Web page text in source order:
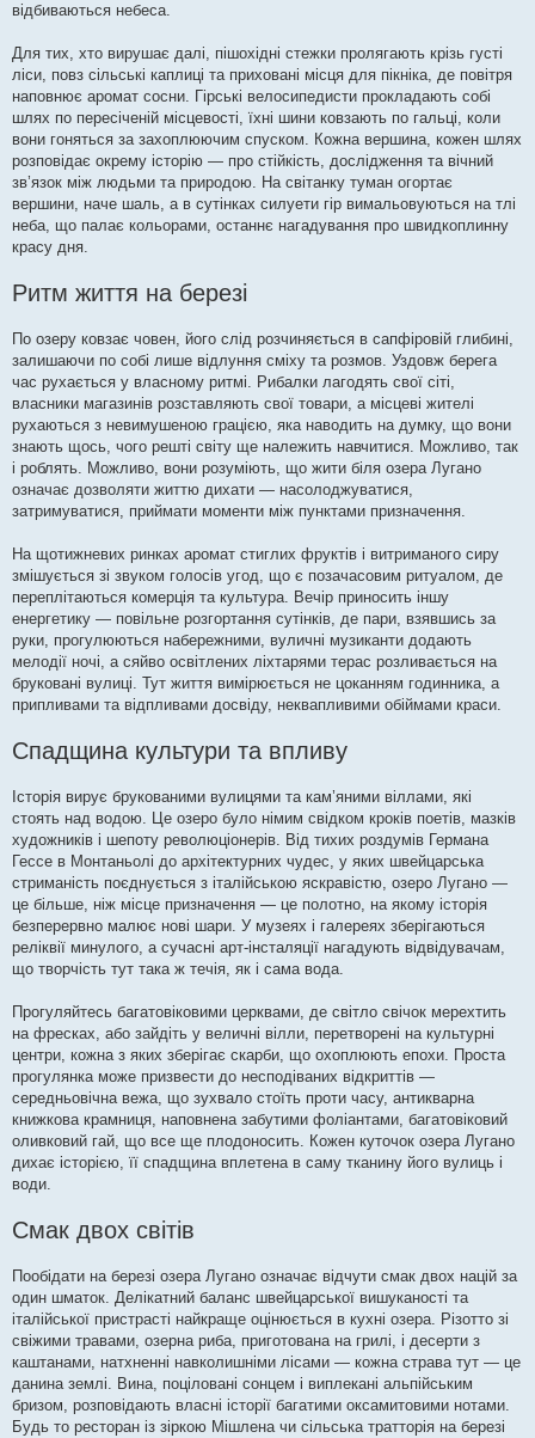
відбиваються небеса.
Для тих, хто вирушає далі, пішохідні стежки пролягають крізь густі
ліси, повз сільські каплиці та приховані місця для пікніка, де повітря
наповнює аромат сосни. Гірські велосипедисти прокладають собі
шлях по пересіченій місцевості, їхні шини ковзають по гальці, коли
вони гоняться за захоплюючим спуском. Кожна вершина, кожен шлях
розповідає окрему історію — про стійкість, дослідження та вічний
зв’язок між людьми та природою. На світанку туман огортає
вершини, наче шаль, а в сутінках силуети гір вимальовуються на тлі
неба, що палає кольорами, останнє нагадування про швидкоплинну
красу дня.
Ритм життя на березі
По озеру ковзає човен, його слід розчиняється в сапфіровій глибині,
залишаючи по собі лише відлуння сміху та розмов. Уздовж берега
час рухається у власному ритмі. Рибалки лагодять свої сіті,
власники магазинів розставляють свої товари, а місцеві жителі
рухаються з невимушеною грацією, яка наводить на думку, що вони
знають щось, чого решті світу ще належить навчитися. Можливо, так
і роблять. Можливо, вони розуміють, що жити біля озера Лугано
означає дозволяти життю дихати — насолоджуватися,
затримуватися, приймати моменти між пунктами призначення.
На щотижневих ринках аромат стиглих фруктів і витриманого сиру
змішується зі звуком голосів угод, що є позачасовим ритуалом, де
переплітаються комерція та культура. Вечір приносить іншу
енергетику — повільне розгортання сутінків, де пари, взявшись за
руки, прогулюються набережними, вуличні музиканти додають
мелодії ночі, а сяйво освітлених ліхтарями терас розливається на
бруковані вулиці. Тут життя вимірюється не цоканням годинника, а
припливами та відпливами досвіду, неквапливими обіймами краси.
Спадщина культури та впливу
Історія вирує брукованими вулицями та кам’яними віллами, які
стоять над водою. Це озеро було німим свідком кроків поетів, мазків
художників і шепоту революціонерів. Від тихих роздумів Германа
Гессе в Монтаньолі до архітектурних чудес, у яких швейцарська
стриманість поєднується з італійською яскравістю, озеро Лугано —
це більше, ніж місце призначення — це полотно, на якому історія
безперервно малює нові шари. У музеях і галереях зберігаються
реліквії минулого, а сучасні арт-інсталяції нагадують відвідувачам,
що творчість тут така ж течія, як і сама вода.
Прогуляйтесь багатовіковими церквами, де світло свічок мерехтить
на фресках, або зайдіть у величні вілли, перетворені на культурні
центри, кожна з яких зберігає скарби, що охоплюють епохи. Проста
прогулянка може призвести до несподіваних відкриттів —
середньовічна вежа, що зухвало стоїть проти часу, антикварна
книжкова крамниця, наповнена забутими фоліантами, багатовіковий
оливковий гай, що все ще плодоносить. Кожен куточок озера Лугано
дихає історією, її спадщина вплетена в саму тканину його вулиць і
води.
Смак двох світів
Пообідати на березі озера Лугано означає відчути смак двох націй за
один шматок. Делікатний баланс швейцарської вишуканості та
італійської пристрасті найкраще оцінюється в кухні озера. Різотто зі
свіжими травами, озерна риба, приготована на грилі, і десерти з
каштанами, натхненні навколишніми лісами — кожна страва тут — це
данина землі. Вина, поціловані сонцем і виплекані альпійським
бризом, розповідають власні історії багатими оксамитовими нотами.
Будь то ресторан із зіркою Мішлена чи сільська тратторія на березі